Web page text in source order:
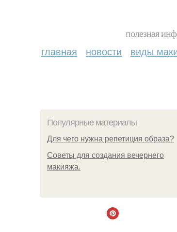
полезная
главная новости виды
Популярные материалы
Для чего нужна репетиция образа?
Советы для создания вечернего
макияжа.